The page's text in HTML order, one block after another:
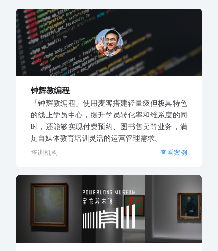
钟辉教编程
「钟辉教编程」使用麦客搭建轻量级但极具特色
的线上学员中心，提升学员转化率和维系度的同
时，还能够实现付费预约、图书售卖等业务，满
足自媒体教育培训灵活的运营管理需求。
培训机构 查看案例